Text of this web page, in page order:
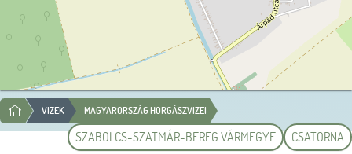
VIZEK MAGYARORSZÁG HORGÁSZVIZEI
SZABOLCS-SZATMÁR-BEREG VÁRMEGYE CSATORNA